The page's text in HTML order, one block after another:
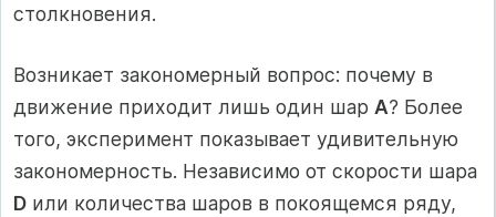
столкновения.
Возникает закономерный вопрос: почему в
движение приходит лишь один шар A? Более
того, эксперимент показывает удивительную
закономерность. Независимо от скорости шара
D или количества шаров в покоящемся ряду,